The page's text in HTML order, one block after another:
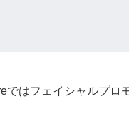
ではフェイシャルプロ